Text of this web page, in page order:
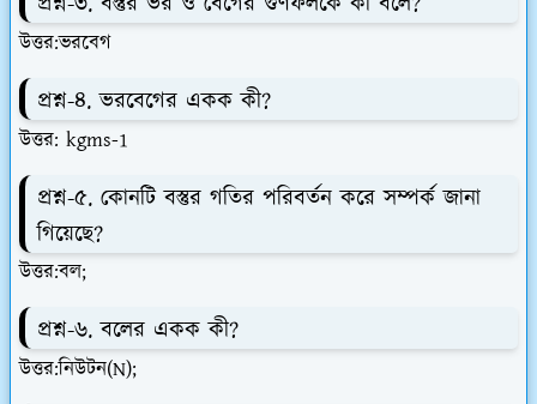
উত্তর:ভরবেগ
প্রশ্ন-৪. ভরবেগের একক কী?
উত্তর: kgms-1
প্রশ্ন-৫. কোনটি বস্তুর গতির পরিবর্তন করে সম্পর্ক জানা
গিয়েছে?
উত্তর:বল;
প্রশ্ন-৬. বলের একক কী?
উত্তর:নিউটন(N);